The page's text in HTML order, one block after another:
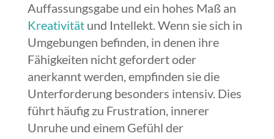
Auffassungsgabe und ein hohes Maß an
Kreativitätund Intellekt. Wenn sie sich in
Umgebungen befinden, in denen ihre
Fähigkeiten nicht gefordert oder
anerkannt werden, empfinden sie die
Unterforderung besonders intensiv. Dies
führt häufig zu Frustration, innerer
Unruhe und einem Gefühl der